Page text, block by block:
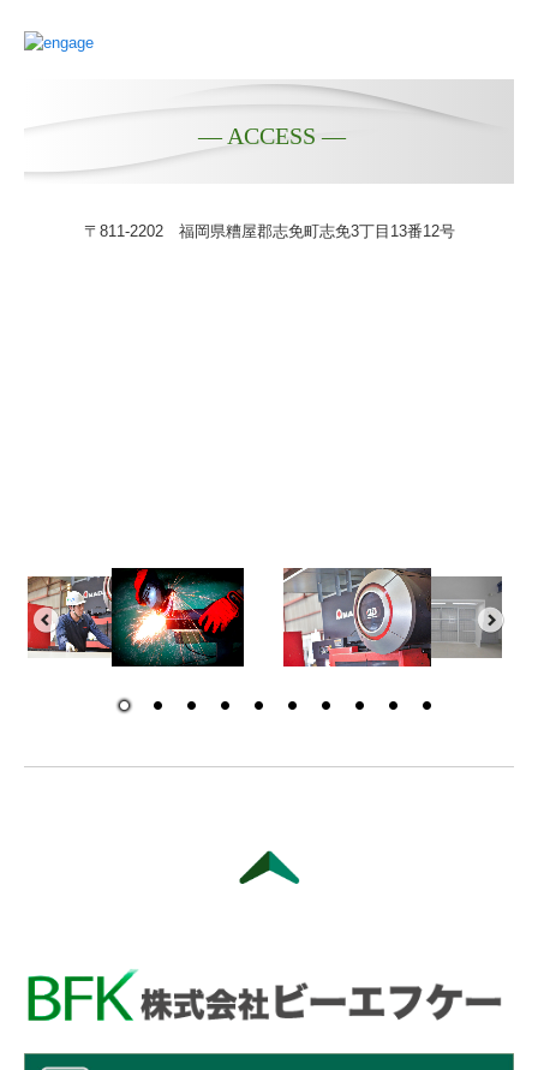
— ACCESS —
〒811-2202 福岡県糟屋郡志免町志免3丁目13番12号